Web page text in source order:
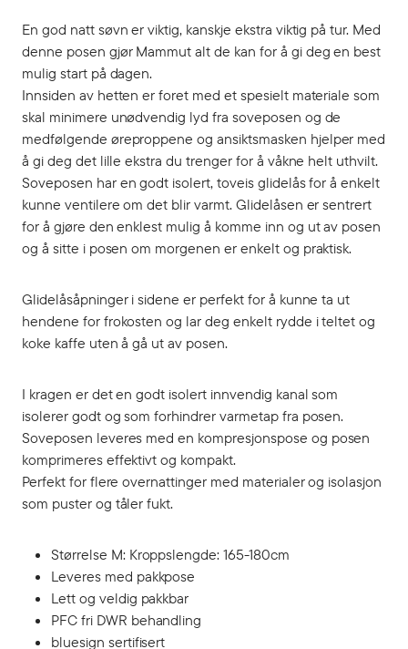
En god natt søvn er viktig, kanskje ekstra viktig på tur. Med
denne posen gjør Mammut alt de kan for å gi deg en best
mulig start på dagen.
Innsiden av hetten er foret med et spesielt materiale som
skal minimere unødvendig lyd fra soveposen og de
medfølgende øreproppene og ansiktsmasken hjelper med
å gi deg det lille ekstra du trenger for å våkne helt uthvilt.
Soveposen har en godt isolert, toveis glidelås for å enkelt
kunne ventilere om det blir varmt. Glidelåsen er sentrert
for å gjøre den enklest mulig å komme inn og ut av posen
og å sitte i posen om morgenen er enkelt og praktisk.
Glidelåsåpninger i sidene er perfekt for å kunne ta ut
hendene for frokosten og lar deg enkelt rydde i teltet og
koke kaffe uten å gå ut av posen.
I kragen er det en godt isolert innvendig kanal som
isolerer godt og som forhindrer varmetap fra posen.
Soveposen leveres med en kompresjonspose og posen
komprimeres effektivt og kompakt.
Perfekt for flere overnattinger med materialer og isolasjon
som puster og tåler fukt.
Størrelse M: Kroppslengde: 165-180cm
Leveres med pakkpose
Lett og veldig pakkbar
PFC fri DWR behandling
bluesign sertifisert